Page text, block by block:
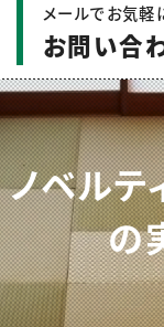
メールでお気軽
お問い合
ノベルテ
の